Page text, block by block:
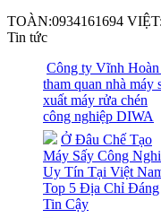
TOÀN:0934161694
Tin tức
Công ty Vĩnh
tham quan nhà máy
xuất máy rửa chén
công nghiệp DIWA
Ở Đâu Chế Tạo
Máy Sấy Công
Uy Tín Tại Việt
Top 5 Địa Chỉ Đáng
Tin Cậy